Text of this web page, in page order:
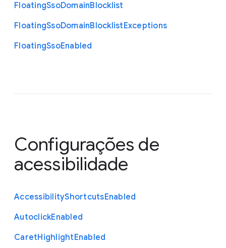
FloatingSsoDomainBlocklist
FloatingSsoDomainBlocklistExceptions
FloatingSsoEnabled
Configurações de
acessibilidade
AccessibilityShortcutsEnabled
AutoclickEnabled
CaretHighlightEnabled